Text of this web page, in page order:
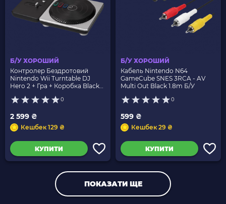
Б/У ХОРОШИЙ
Контролер Бездротовий
Nintendo Wii Turntable DJ
Hero 2 + Гра + Коробка Black
0
2 599 ₴
Кешбек 129 ₴
КУПИТИ
Б/У ХОРОШИЙ
Кабель Nintendo N64
GameCube SNES 3RCA - AV
Multi Out Black 1.8m Б/У
0
599 ₴
Кешбек 29 ₴
КУПИТИ
ПОКАЗАТИ ЩЕ